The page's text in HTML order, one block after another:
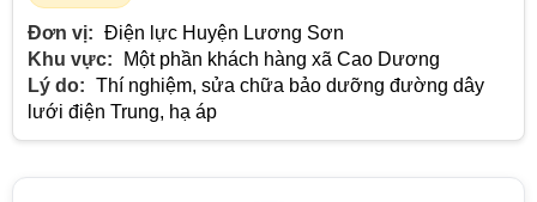
Đơn vị: Điện lực Huyện Lương Sơn
Khu vực:
Một phần khách hàng xã Cao Dương
Lý do: Thí nghiệm, sửa chữa bảo dưỡng đường dây
lưới điện Trung, hạ áp